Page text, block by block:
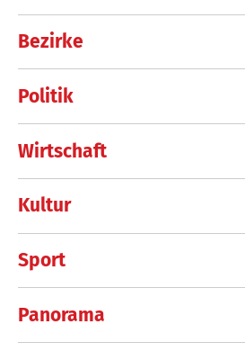
Bezirke
Politik
Wirtschaft
Kultur
Sport
Panorama